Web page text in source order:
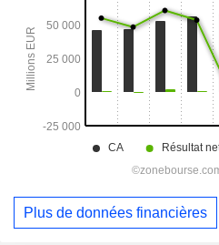
Plus de données financières